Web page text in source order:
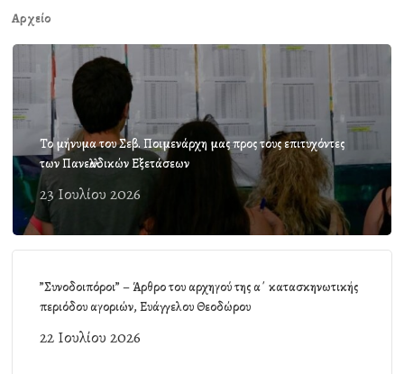
Αρχείο
Το μήνυμα του Σεβ. Ποιμενάρχη μας προς τους επιτυχόντες
των Πανελλαδικών Εξετάσεων
23 Ιουλίου 2026
”Συνοδοιπόροι” – Άρθρο του αρχηγού της α΄ κατασκηνωτικής
περιόδου αγοριών, Ευάγγελου Θεοδώρου
22 Ιουλίου 2026